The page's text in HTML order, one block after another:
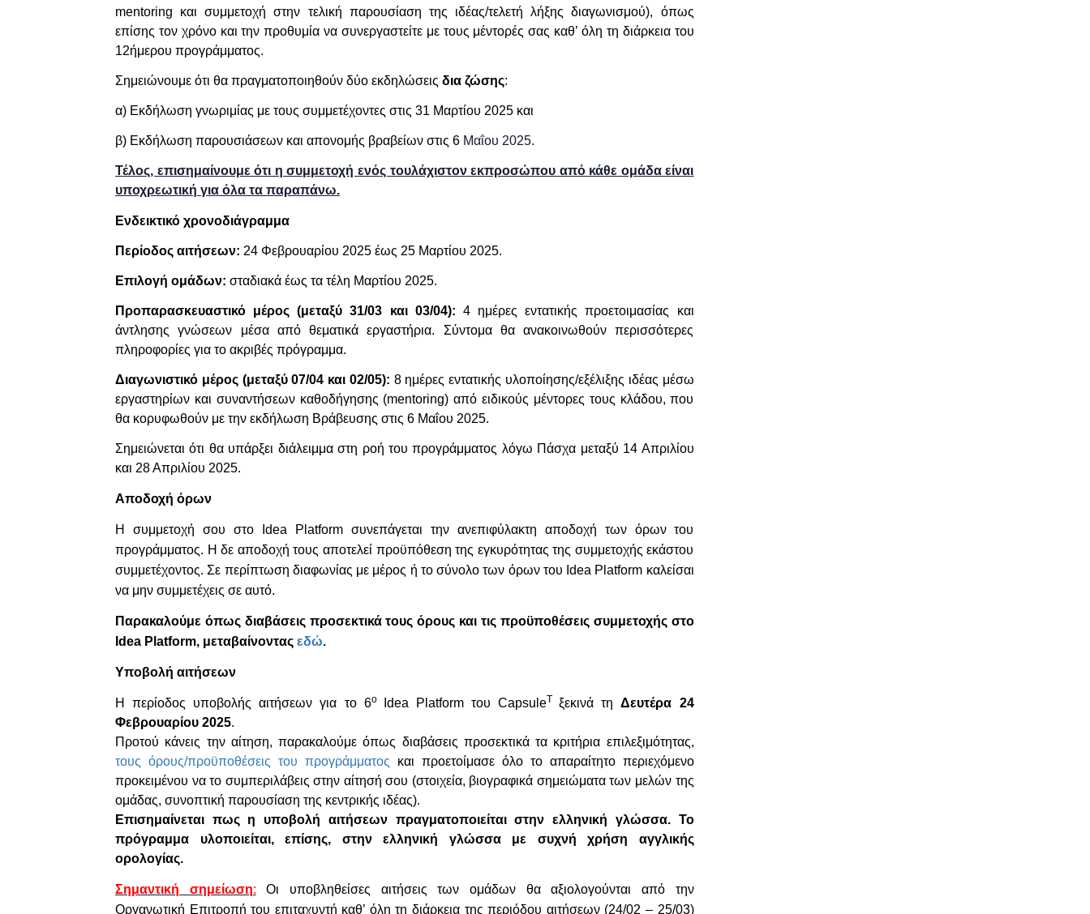
mentoring και συμμετοχή στην τελική παρουσίαση της ιδέας/τελετή λήξης διαγωνισμού), όπως
επίσης τον χρόνο και την προθυμία να συνεργαστείτε με τους μέντορές σας καθ’ όλη τη διάρκεια του
12ήμερου προγράμματος.
Σημειώνουμε ότι θα πραγματοποιηθούν δύο εκδηλώσεις δια ζώσης:
α) Εκδήλωση γνωριμίας με τους συμμετέχοντες στις 31 Μαρτίου 2025 και
β) Εκδήλωση παρουσιάσεων και απονομής βραβείων στις 6 Μαΐου 2025.
Τέλος, επισημαίνουμε ότι η συμμετοχή ενός τουλάχιστον εκπροσώπου από κάθε ομάδα είναι
υποχρεωτική για όλα τα παραπάνω.
Ενδεικτικό χρονοδιάγραμμα
Περίοδος αιτήσεων: 24 Φεβρουαρίου 2025 έως 25 Μαρτίου 2025.
Επιλογή ομάδων: σταδιακά έως τα τέλη Μαρτίου 2025.
Προπαρασκευαστικό μέρος (μεταξύ 31/03 και 03/04): 4 ημέρες εντατικής προετοιμασίας και
άντλησης γνώσεων μέσα από θεματικά εργαστήρια. Σύντομα θα ανακοινωθούν περισσότερες
πληροφορίες για το ακριβές πρόγραμμα.
Διαγωνιστικό μέρος (μεταξύ 07/04 και 02/05): 8 ημέρες εντατικής υλοποίησης/εξέλιξης ιδέας μέσω
εργαστηρίων και συναντήσεων καθοδήγησης (mentoring) από ειδικούς μέντορες τους κλάδου, που
θα κορυφωθούν με την εκδήλωση Βράβευσης στις 6 Μαΐου 2025.
Σημειώνεται ότι θα υπάρξει διάλειμμα στη ροή του προγράμματος λόγω Πάσχα μεταξύ 14 Απριλίου
και 28 Απριλίου 2025.
Αποδοχή όρων
Η συμμετοχή σου στo Idea Platform συνεπάγεται την ανεπιφύλακτη αποδοχή των όρων του
προγράμματος. Η δε αποδοχή τους αποτελεί προϋπόθεση της εγκυρότητας της συμμετοχής εκάστου
συμμετέχοντος. Σε περίπτωση διαφωνίας με μέρος ή το σύνολο των όρων του Idea Platform καλείσαι
να μην συμμετέχεις σε αυτό.
Παρακαλούμε όπως διαβάσεις προσεκτικά τους όρους και τις προϋποθέσεις συμμετοχής στo
Idea Platform, μεταβαίνοντας εδώ.
Υποβολή αιτήσεων
Η περίοδος υποβολής αιτήσεων για το 6ο Idea Platform τουCapsuleT ξεκινά τηΔευτέρα 24
Φεβρουαρίου 2025.
Προτού κάνεις την αίτηση, παρακαλούμε όπως διαβάσεις προσεκτικά τα κριτήρια επιλεξιμότητας,
τους όρους/προϋποθέσεις του προγράμματος
και προετοίμασε όλο το απαραίτητο περιεχόμενο
προκειμένου να το συμπεριλάβεις στην αίτησή σου (στοιχεία, βιογραφικά σημειώματα των μελών της
ομάδας, συνοπτική παρουσίαση της κεντρικής ιδέας).
Επισημαίνεται πως η υποβολή αιτήσεων πραγματοποιείται στην ελληνική γλώσσα. Το
πρόγραμμα υλοποιείται, επίσης, στην ελληνική γλώσσα με συχνή χρήση αγγλικής
ορολογίας.
Σημαντική σημείωση:
Οι υποβληθείσες αιτήσεις των ομάδων θα αξιολογούνται από την
Οργανωτική Επιτροπή του επιταχυντή καθ’ όλη τη διάρκεια της περιόδου αιτήσεων (24/02 – 25/03)